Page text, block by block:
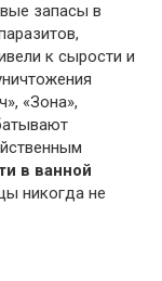
запасы в
к сырости и
«Зона»,
в ванной
никогда не